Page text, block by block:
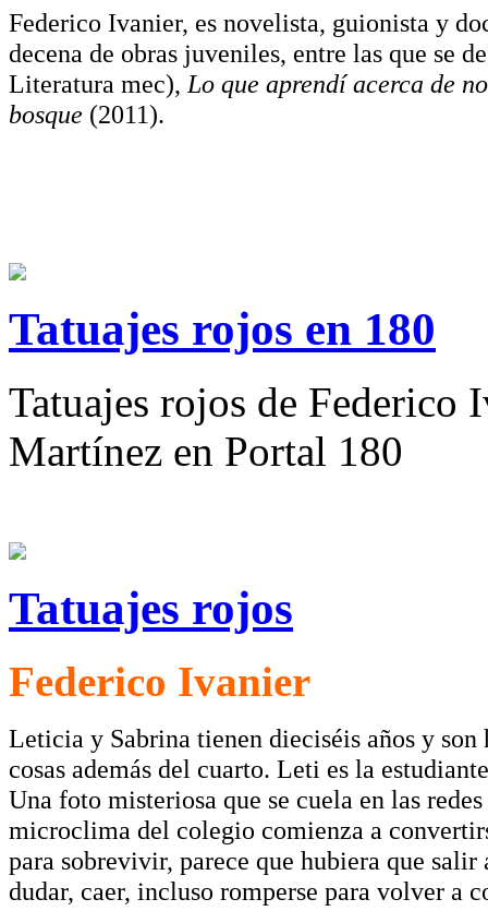
Federico Ivanier, es novelista, guionista y
decena de obras juveniles, entre las que se
Literatura mec), Lo que aprendí acerca de
bosque (2011).
Tatuajes rojos en 180
Tatuajes rojos de Federico
Martínez en Portal 180
Tatuajes rojos
Federico Ivanier
Leticia y Sabrina tienen dieciséis años y son
cosas además del cuarto. Leti es la
Una foto misteriosa que se cuela en las
microclima del colegio comienza a
para sobrevivir, parece que hubiera que
dudar, caer, incluso romperse para volver a